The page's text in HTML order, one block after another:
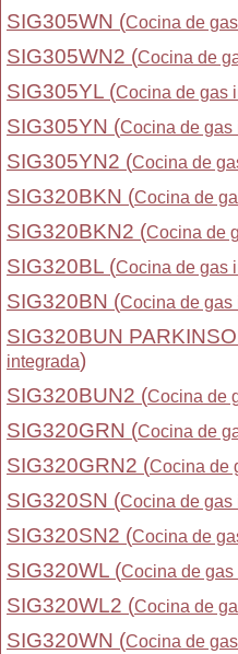
SIG305WN (Cocina de
SIG305WN2 (Cocina de
SIG305YL (Cocina de gas
SIG305YN (Cocina de gas
SIG305YN2 (Cocina de
SIG320BKN (Cocina de
SIG320BKN2 (Cocina de
SIG320BL (Cocina de gas
SIG320BN (Cocina de gas
SIG320BUN
integrada)
SIG320BUN2 (Cocina de
SIG320GRN (Cocina de
SIG320GRN2 (Cocina de
SIG320SN (Cocina de gas
SIG320SN2 (Cocina de
SIG320WL (Cocina de gas
SIG320WL2 (Cocina de
SIG320WN (Cocina de